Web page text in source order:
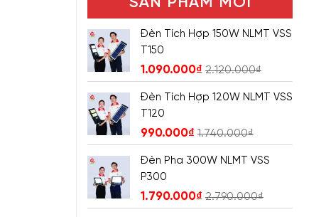
Đèn Tích Hợp 150W NLMT VSS
T150
1.090.000₫ 2.120.000₫
Đèn Tích Hợp 120W NLMT VSS
T120
990.000₫ 1.740.000₫
Đèn Pha 300W NLMT VSS
P300
1.790.000₫ 2.790.000₫